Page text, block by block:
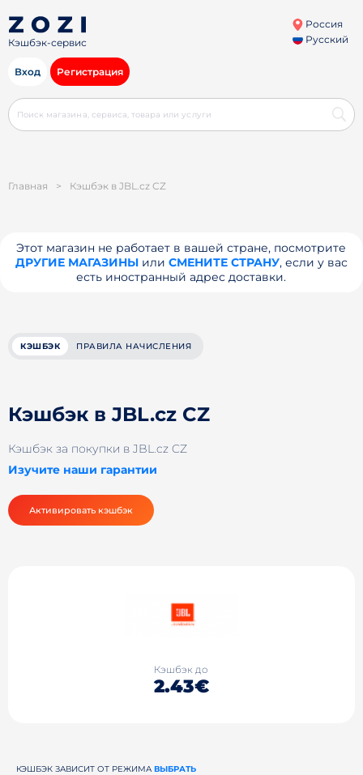
Кэшбэк-сервис
Россия
Русский
Вход Регистрация
Главная > Кэшбэк в JBL.cz CZ
Этот магазин не работает в вашей стране, посмотрите
ДРУГИЕ МАГАЗИНЫили СМЕНИТЕ СТРАНУ, если у вас
есть иностранный адрес доставки.
КЭШБЭК ПРАВИЛА НАЧИСЛЕНИЯ
Кэшбэк в JBL.cz CZ
Кэшбэк за покупки в JBL.cz CZ
Изучите наши гарантии
Активировать кэшбэк
Кэшбэк до
2.43€
КЭШБЭК ЗАВИСИТ ОТ РЕЖИМА ВЫБРАТЬ